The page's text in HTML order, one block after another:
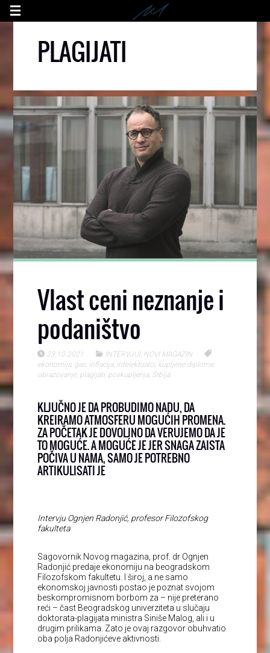
PLAGIJATI
Vlast ceni neznanje i
podaništvo
23.10.2021 INTERVJUI, NOVI MAGAZIN
ekonomija, gas, inflacija, intelektualci, kupljene diplome,
obrazovanje, plagijati, poskupljenja, Srbija
KLJUČNO JE DA PROBUDIMO NADU, DA
KREIRAMO ATMOSFERU MOGUĆIH PROMENA.
ZA POČETAK JE DOVOLJNO DA VERUJEMO DA JE
TO MOGUĆE. A MOGUĆE JE JER SNAGA ZAISTA
POČIVA U NAMA, SAMO JE POTREBNO
ARTIKULISATI JE
Intervju Ognjen Radonjić, profesor Filozofskog
fakulteta
Sagovornik Novog magazina, prof. dr Ognjen
Radonjić predaje ekonomiju na beogradskom
Filozofskom fakultetu. I široj, a ne samo
ekonomskoj javnosti postao je poznat svojom
beskompromisnom borbom za – nije preterano
reći – čast Beogradskog univerziteta u slučaju
doktorata-plagijata ministra Siniše Malog, ali i u
drugim prilikama. Zato je ovaj razgovor obuhvatio
oba polja Radonjićeve aktivnosti.